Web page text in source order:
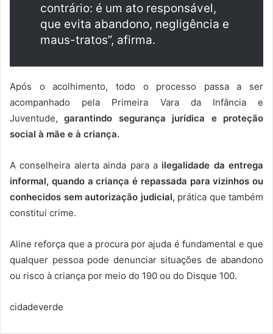
contrário: é um ato responsável,
que evita abandono, negligência e
maus-tratos”, afirma.
Após o acolhimento, todo o processo passa a ser
acompanhado pela Primeira Vara da Infância e
Juventude,garantindo segurança jurídica e proteção
social à mãe e à criança.
A conselheira alerta ainda para ailegalidade da entrega
informal, quando a criança é repassada para vizinhos ou
conhecidos sem autorização judicial, prática que também
constitui crime.
Aline reforça que a procura por ajuda é fundamental e que
qualquer pessoa pode denunciar situações de abandono
ou risco à criança por meio do 190 ou do Disque 100.
cidadeverde